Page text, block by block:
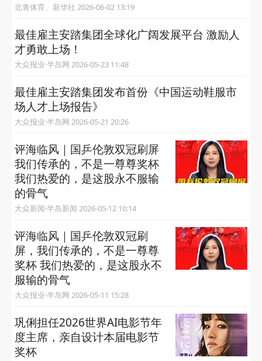
北青体育、新华社 2026-06-02 13:19
最佳雇主安踏集团全球化广阔发展平台 激励人
才勇敢上场！
大众报业·半岛网 2026-05-23 11:48
最佳雇主安踏集团发布首份《中国运动鞋服市
场人才上场报告》
大众报业·半岛网 2026-05-21 20:26
评海临风｜国乒伦敦双冠刷屏
我们传承的，不是一尊尊奖杯
我们热爱的，是这股永不服输
的骨气
大众新闻·半岛新闻 2026-05-12 10:14
评海临风｜国乒伦敦双冠刷
屏，我们传承的，不是一尊尊
奖杯 我们热爱的，是这股永不
服输的骨气
大众报业·半岛网 2026-05-11 15:28
巩俐担任2026世界AI电影节年
度主席，亲自设计本届电影节
奖杯